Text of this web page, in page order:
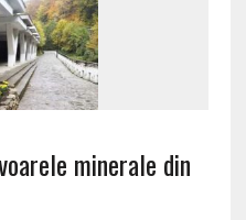
minerale din